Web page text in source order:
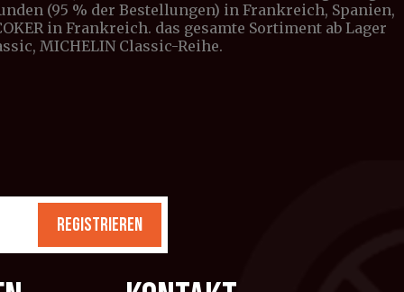
(95 % der Bestellungen) in Frankreich, Spanien,
in Frankreich. das gesamte Sortiment ab Lager
MICHELIN Classic-Reihe.
REGISTRIEREN